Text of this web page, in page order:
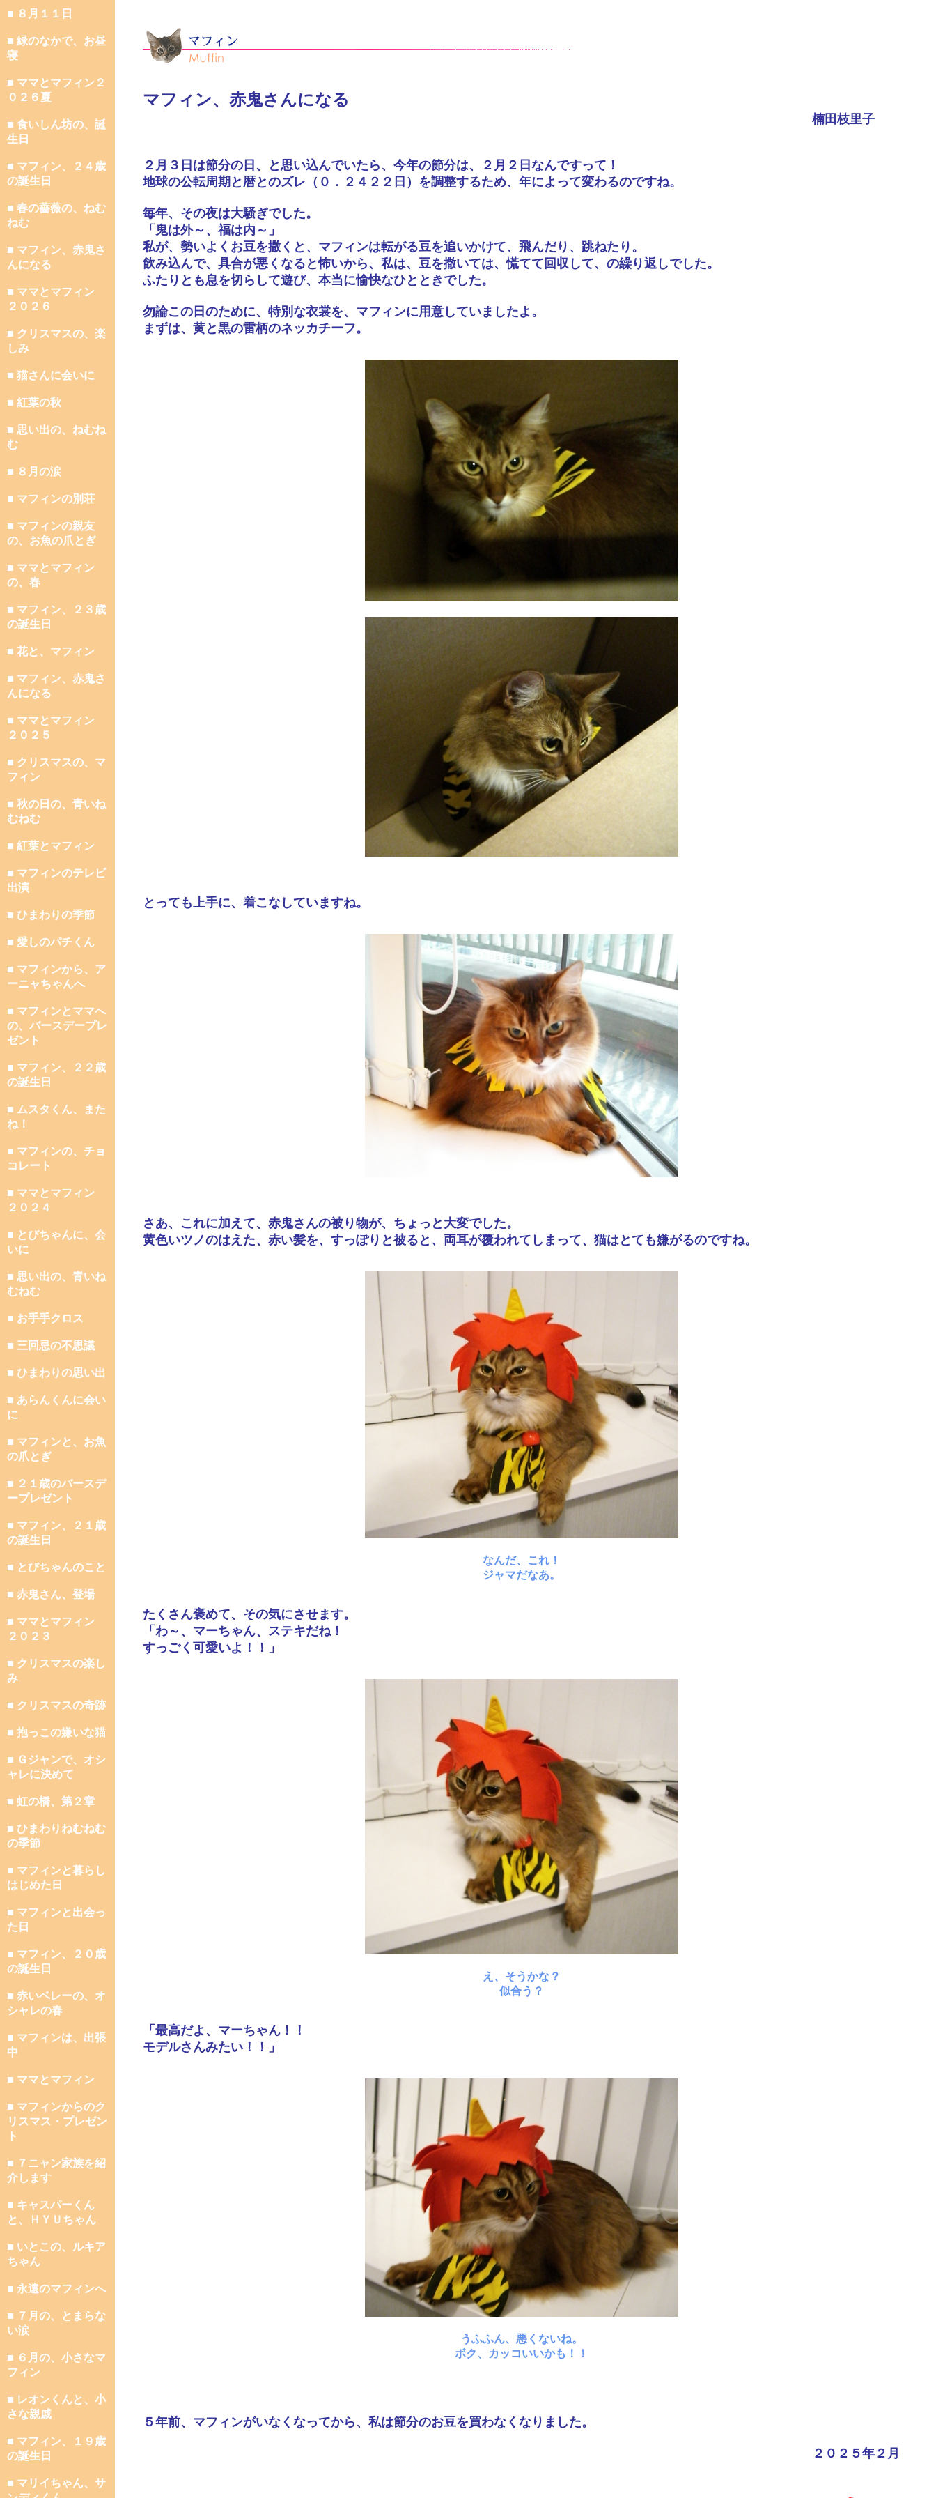
■ ８月１１日
■ 緑のなかで、お昼
寝
■ ママとマフィン２
０２６夏
■ 食いしん坊の、誕
生日
■ マフィン、２４歳
の誕生日
■ 春の薔薇の、ねむ
ねむ
■ マフィン、赤鬼さ
んになる
■ ママとマフィン
２０２６
■ クリスマスの、楽
しみ
■ 猫さんに会いに
■ 紅葉の秋
■ 思い出の、ねむね
む
■ ８月の涙
■ マフィンの別荘
■ マフィンの親友
の、お魚の爪とぎ
■ ママとマフィン
の、春
■ マフィン、２３歳
の誕生日
■ 花と、マフィン
■ マフィン、赤鬼さ
んになる
■ ママとマフィン
２０２５
■ クリスマスの、マ
フィン
■ 秋の日の、青いね
むねむ
■ 紅葉とマフィン
■ マフィンのテレビ
出演
■ ひまわりの季節
■ 愛しのパチくん
■ マフィンから、ア
ーニャちゃんへ
■ マフィンとママへ
の、バースデープレ
ゼント
■ マフィン、２２歳
の誕生日
■ ムスタくん、また
ね！
■ マフィンの、チョ
コレート
■ ママとマフィン
２０２４
■ とびちゃんに、会
いに
■ 思い出の、青いね
むねむ
■ お手手クロス
■ 三回忌の不思議
■ ひまわりの思い出
■ あらんくんに会い
に
■ マフィンと、お魚
の爪とぎ
■ ２１歳のバースデ
ープレゼント
■ マフィン、２１歳
の誕生日
■ とびちゃんのこと
■ 赤鬼さん、登場
■ ママとマフィン
２０２３
■ クリスマスの楽し
み
■ クリスマスの奇跡
■ 抱っこの嫌いな猫
■ Ｇジャンで、オシ
ャレに決めて
■ 虹の橋、第２章
■ ひまわりねむねむ
の季節
■ マフィンと暮らし
はじめた日
■ マフィンと出会っ
た日
■ マフィン、２０歳
の誕生日
■ 赤いベレーの、オ
シャレの春
■ マフィンは、出張
中
■ ママとマフィン
■ マフィンからのク
リスマス・プレゼン
ト
■ ７ニャン家族を紹
介します
■ キャスパーくん
と、ＨＹＵちゃん
■ いとこの、ルキア
ちゃん
■ 永遠のマフィンへ
■ ７月の、とまらな
い涙
■ ６月の、小さなマ
フィン
■ レオンくんと、小
さな親戚
■ マフィン、１９歳
の誕生日
■ マリイちゃん、サ
マフィン、赤鬼さんになる
楠田枝里子
２月３日は節分の日、と思い込んでいたら、今年の節分は、２月２日なんですって！
地球の公転周期と暦とのズレ（０．２４２２日）を調整するため、年によって変わるのですね。
毎年、その夜は大騒ぎでした。
「鬼は外～、福は内～」
私が、勢いよくお豆を撒くと、マフィンは転がる豆を追いかけて、飛んだり、跳ねたり。
飲み込んで、具合が悪くなると怖いから、私は、豆を撒いては、慌てて回収して、の繰り返しでした。
ふたりとも息を切らして遊び、本当に愉快なひとときでした。
勿論この日のために、特別な衣裳を、マフィンに用意していましたよ。
まずは、黄と黒の雷柄のネッカチーフ。
とっても上手に、着こなしていますね。
さあ、これに加えて、赤鬼さんの被り物が、ちょっと大変でした。
黄色いツノのはえた、赤い髪を、すっぽりと被ると、両耳が覆われてしまって、猫はとても嫌がるのですね。
なんだ、これ！
ジャマだなあ。
たくさん褒めて、その気にさせます。
「わ～、マーちゃん、ステキだね！
すっごく可愛いよ！！」
え、そうかな？
似合う？
「最高だよ、マーちゃん！！
モデルさんみたい！！」
うふふん、悪くないね。
ボク、カッコいいかも！！
５年前、マフィンがいなくなってから、私は節分のお豆を買わなくなりました。
２０２５年２月